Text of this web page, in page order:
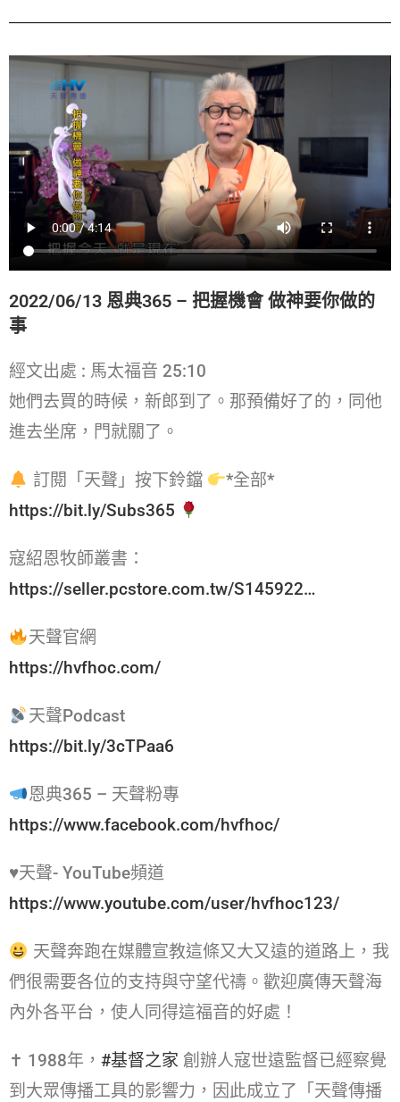
2022/06/13 恩典365 – 把握機會 做神要你做的
事
經文出處 : 馬太福音 25:10
她們去買的時候，新郎到了。那預備好了的，同他
進去坐席，門就關了。
訂閱「天聲」按下鈴鐺
*全部*
https://bit.ly/Subs365
寇紹恩牧師叢書：
https://seller.pcstore.com.tw/S145922…
天聲官網
https://hvfhoc.com/
天聲Podcast
https://bit.ly/3cTPaa6
恩典365 – 天聲粉專
https://www.facebook.com/hvfhoc/
♥天聲- YouTube頻道
https://www.youtube.com/user/hvfhoc123/
天聲奔跑在媒體宣教這條又大又遠的道路上，我
們很需要各位的支持與守望代禱。歡迎廣傳天聲海
內外各平台，使人同得這福音的好處！
✝ 1988年， #基督之家​ 創辦人寇世遠監督已經察覺
到大眾傳播工具的影響力，因此成立了「天聲傳播